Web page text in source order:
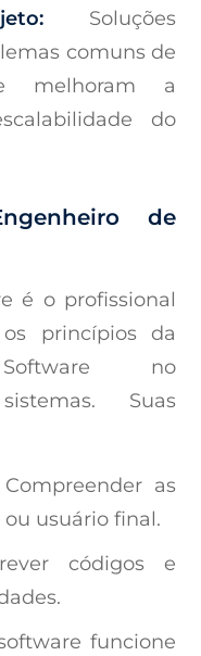
Soluções
comuns de
melhoram a
do
de
é o profissional
princípios da
no
Suas
as
usuário final.
códigos e
funcione